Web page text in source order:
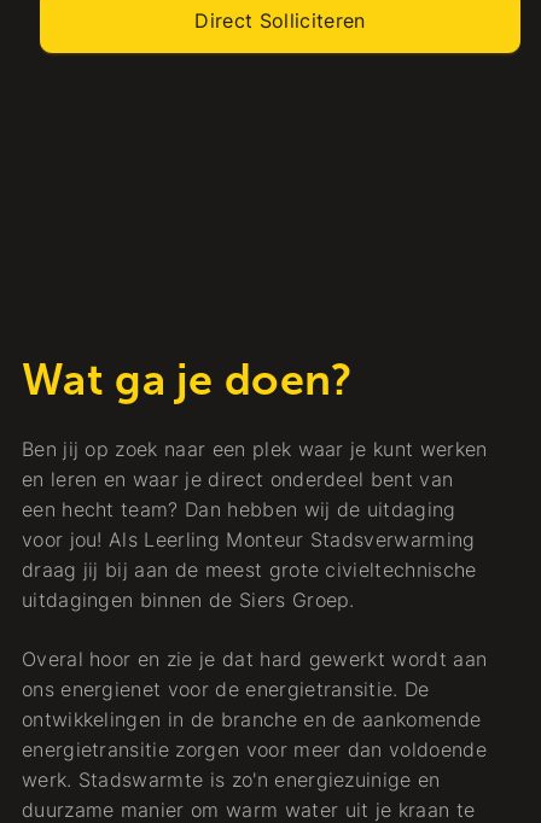
Direct Solliciteren
Wat ga je doen?
Ben jij op zoek naar een plek waar je kunt werken
en leren en waar je direct onderdeel bent van
een hecht team? Dan hebben wij de uitdaging
voor jou! Als Leerling Monteur Stadsverwarming
draag jij bij aan de meest grote civieltechnische
uitdagingen binnen de Siers Groep.
Overal hoor en zie je dat hard gewerkt wordt aan
ons energienet voor de energietransitie. De
ontwikkelingen in de branche en de aankomende
energietransitie zorgen voor meer dan voldoende
werk. Stadswarmte is zo'n energiezuinige en
duurzame manier om warm water uit je kraan te